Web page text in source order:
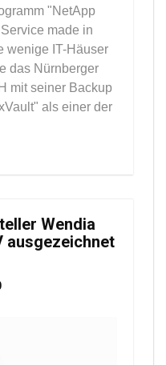
"NetApp
made in
wenige IT-Häuser
das Nürnberger
mit seiner Backup
als einer der
Wendia
ausgezeichnet